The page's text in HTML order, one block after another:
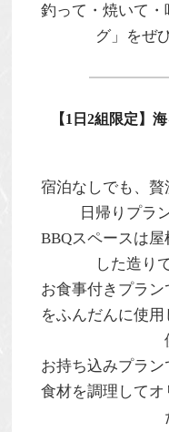
釣って・焼いて
グ」をぜ
【1日2組限定】
宿泊なしでも、贅
日帰りプラ
BBQスペースは屋
した造り
お食事付きプラ
をふんだんに使
お持ち込みプラ
食材を調理してオ